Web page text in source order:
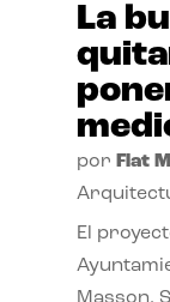
La
por Flat
El